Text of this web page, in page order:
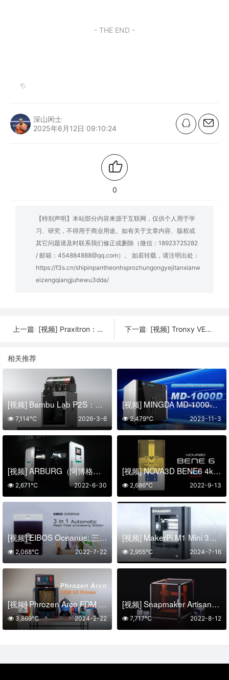
- THE END -
深山闲士
2025年6月12日 09:10:24
0
【特别声明】本站部分内容来源于互联网，仅供个人用于学
习、研究，不得用于商业用途。如有关于文章内容、版权或
其它问题请及时联系我们修正或删除（微信：18923725282
/ 邮箱：454884888@qq.com）。 如若转载，请注明出处：
https://f3s.cn/shipinpantheonhsprozhungongyejitanxianw
eizengqiangjuhewu3dda/
上一篇: [视频] Praxitron：配备两个挤出机的经济型3D打印机 下一篇: [视频] Tronxy VEHO 500A ：经济实惠的全封闭大幅面3D打印机
相关推荐
[视频] Bambu Lab P2S：再一次，成为经典！
2026-3-6
7,114℃
[视频] MINGDA MD-1000D大幅面高速双挤出机3D打印机
2023-11-3
2,479℃
[视频] ARBURG（阿博格）APF增材制造设备 freeformer 200-3X 和 300-3X
2022-6-30
2,671℃
[视频] NOVA3D BENE6 4k单色 LCD光固化3D打印机
2022-9-13
2,686℃
[视频] EIBOS Oceanus: 三合一自动树脂打印后处理系统
2022-7-22
2,068℃
[视频] MakerPi M1 Mini 3D打印机：一键打印 无需调平
2024-7-16
2,955℃
[视频] Phrozen Arco FDM 3D打印机：打印更大、更快、更多颜色
2024-2-22
3,869℃
[视频] Snapmaker Artisan：工匠三合一3D打印机 打造桌面级个人工坊
2022-8-12
7,717℃